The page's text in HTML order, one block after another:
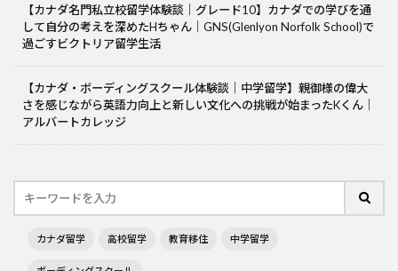
【カナダ名門私立校留学体験談｜グレード10】カナダでの学びを通
して自分の考えを深めたHちゃん｜GNS(Glenlyon Norfolk School)で
過ごすビクトリア留学生活
【カナダ・ボーディングスクール体験談｜中学留学】親御様の偉大
さを感じながら英語力向上と新しい文化への挑戦が始まったKくん｜
アルバートカレッジ
カナダ留学 高校留学 教育移住 中学留学